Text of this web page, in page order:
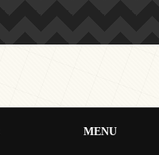
MENU